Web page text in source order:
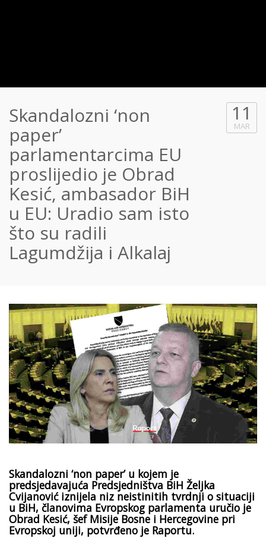
Skandalozni ‘non
paper’
parlamentarcima EU
proslijedio je Obrad
Kesić, ambasador BiH
u EU: Uradio sam isto
što su radili
Lagumdžija i Alkalaj
11
MAR
Skandalozni ‘non paper’ u kojem je
predsjedavajuća Predsjedništva BiH Željka
Cvijanović iznijela niz neistinitih tvrdnji o situaciji
u BiH, članovima Evropskog parlamenta uručio je
Obrad Kesić, šef Misije Bosne i Hercegovine pri
Evropskoj uniji, potvrđeno je Raportu.